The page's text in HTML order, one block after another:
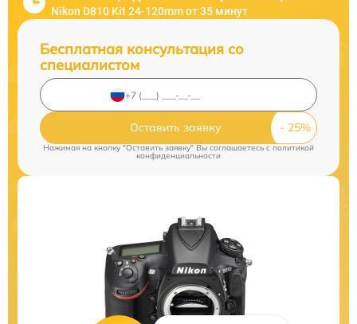
Nikon D810 Kit 24-120mm от 35 минут
Бесплатная консультация со
специалистом
Оставить заявку
Нажимая на кнопку "Оставить заявку" Вы соглашаетесь cполитикой
конфиденциальности